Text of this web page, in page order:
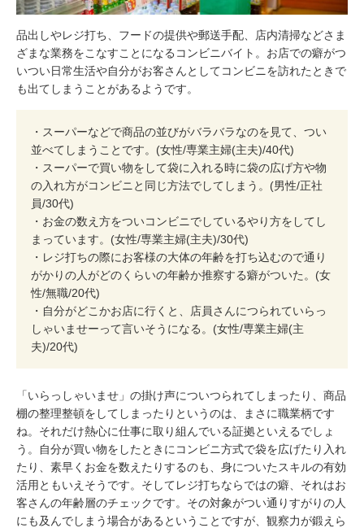
品出しやレジ打ち、フードの提供や郵送手配、店内清掃などさま
ざまな業務をこなすことになるコンビニバイト。お店での癖がつ
いつい日常生活や自分がお客さんとしてコンビニを訪れたときで
も出てしまうことがあるようです。
・スーパーなどで商品の並びがバラバラなのを見て、つい
並べてしまうことです。(女性/専業主婦(主夫)/40代)
・スーパーで買い物をして袋に入れる時に袋の広げ方や物
の入れ方がコンビニと同じ方法でしてしまう。(男性/正社
員/30代)
・お金の数え方をついコンビニでしているやり方をしてし
まっています。(女性/専業主婦(主夫)/30代)
・レジ打ちの際にお客様の大体の年齢を打ち込むので通り
がかりの人がどのくらいの年齢か推察する癖がついた。(女
性/無職/20代)
・自分がどこかお店に行くと、店員さんにつられていらっ
しゃいませーって言いそうになる。(女性/専業主婦(主
夫)/20代)
「いらっしゃいませ」の掛け声についつられてしまったり、商品
棚の整理整頓をしてしまったりというのは、まさに職業柄です
ね。それだけ熱心に仕事に取り組んでいる証拠といえるでしょ
う。自分が買い物をしたときにコンビニ方式で袋を広げたり入れ
たり、素早くお金を数えたりするのも、身についたスキルの有効
活用ともいえそうです。そしてレジ打ちならではの癖、それはお
客さんの年齢層のチェックです。その対象がつい通りすがりの人
にも及んでしまう場合があるということですが、観察力が鍛えら